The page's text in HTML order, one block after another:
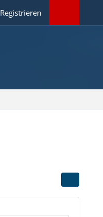
Registrieren